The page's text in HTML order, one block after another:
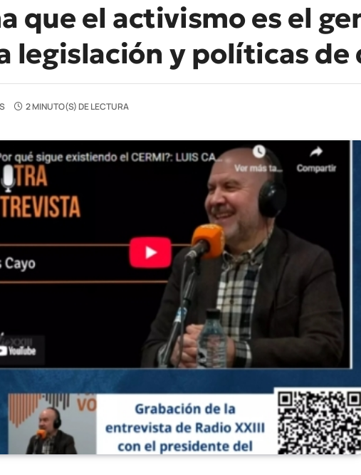
que el activismo es el
legislación y políticas de
2 MINUTO(S) DE LECTURA